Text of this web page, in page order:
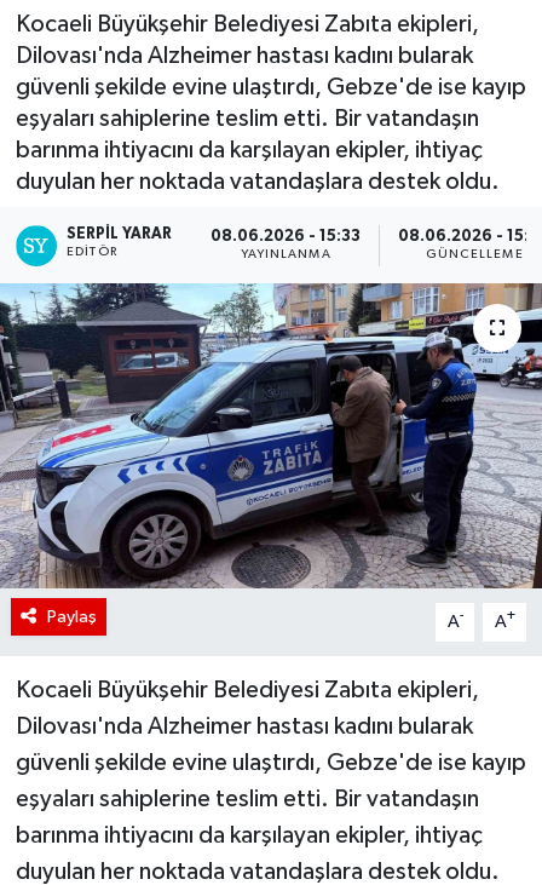
Kocaeli Büyükşehir Belediyesi Zabıta ekipleri,
Dilovası'nda Alzheimer hastası kadını bularak
güvenli şekilde evine ulaştırdı, Gebze'de ise kayıp
eşyaları sahiplerine teslim etti. Bir vatandaşın
barınma ihtiyacını da karşılayan ekipler, ihtiyaç
duyulan her noktada vatandaşlara destek oldu.
SERPİL YARAR
EDITÖR
08.06.2026 - 15:33
YAYINLANMA
08.06.2026 -
GÜNCELLEME
Paylaş A- A+
Kocaeli Büyükşehir Belediyesi Zabıta ekipleri,
Dilovası'nda Alzheimer hastası kadını bularak
güvenli şekilde evine ulaştırdı, Gebze'de ise kayıp
eşyaları sahiplerine teslim etti. Bir vatandaşın
barınma ihtiyacını da karşılayan ekipler, ihtiyaç
duyulan her noktada vatandaşlara destek oldu.